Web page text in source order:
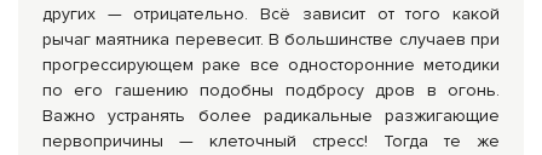
других — отрицательно. Всё зависит от того какой
рычаг маятника перевесит. В большинстве случаев при
прогрессирующем раке все односторонние методики
по его гашению подобны подбросу дров в огонь.
Важно устранять более радикальные разжигающие
первопричины — клеточный стресс! Тогда те же